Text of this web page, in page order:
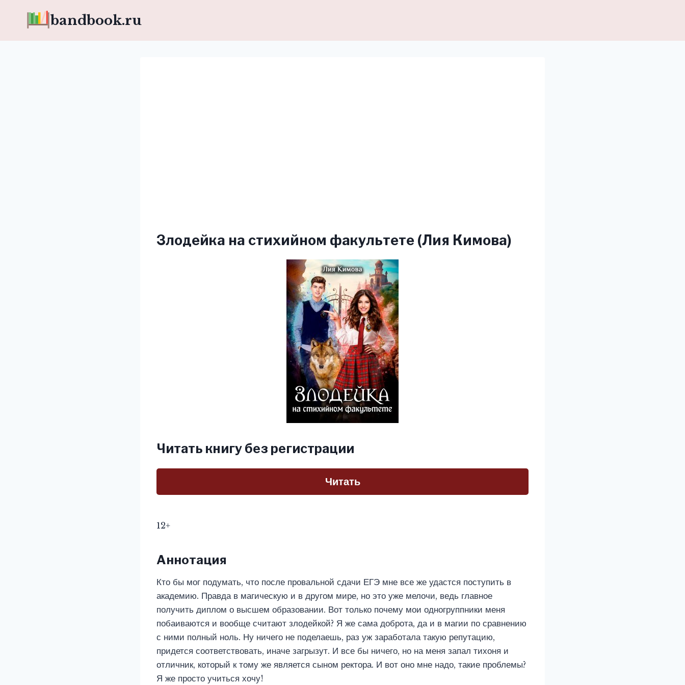
bandbook.ru
Злодейка на стихийном факультете (Лия Кимова)
Читать книгу без регистрации
Читать
12+
Аннотация
Кто бы мог подумать, что после провальной сдачи ЕГЭ мне все же удастся поступить в
академию. Правда в магическую и в другом мире, но это уже мелочи, ведь главное
получить диплом о высшем образовании. Вот только почему мои одногруппники меня
побаиваются и вообще считают злодейкой? Я же сама доброта, да и в магии по сравнению
с ними полный ноль. Ну ничего не поделаешь, раз уж заработала такую репутацию,
придется соответствовать, иначе загрызут. И все бы ничего, но на меня запал тихоня и
отличник, который к тому же является сыном ректора. И вот оно мне надо, такие проблемы?
Я же просто учиться хочу!